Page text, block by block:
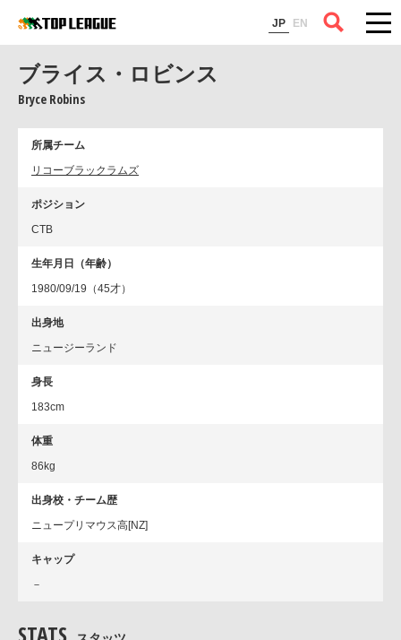
JP EN
コラム
ブライス・ロビンス
Bryce Robins
所属チーム
リコーブラックラムズ
ポジション
CTB
生年月日（年齢）
1980/09/19（45才）
出身地
ニュージーランド
身長
183cm
体重
86kg
出身校・チーム歴
ニュープリマウス高[NZ]
キャップ
－